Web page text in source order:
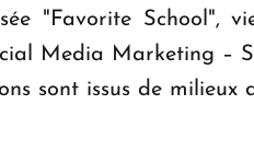
"Favorite School",
Media Marketing –
sont issus de milieux